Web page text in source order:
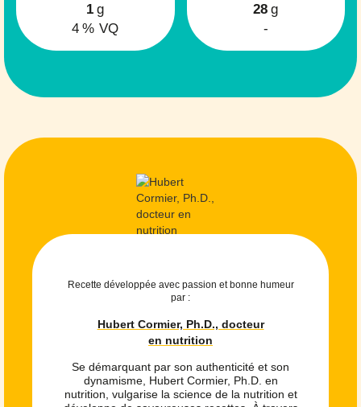
1 g
4 % VQ
28 g
-
Recette développée avec passion et bonne humeur
par :
Hubert Cormier, Ph.D., docteur
en nutrition
Se démarquant par son authenticité et son
dynamisme, Hubert Cormier, Ph.D. en
nutrition, vulgarise la science de la nutrition et